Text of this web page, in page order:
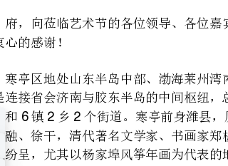
旅游产品交易于一体，在海内外享有一定知名度的旅游胜地。
桃花坞并称为中国三大